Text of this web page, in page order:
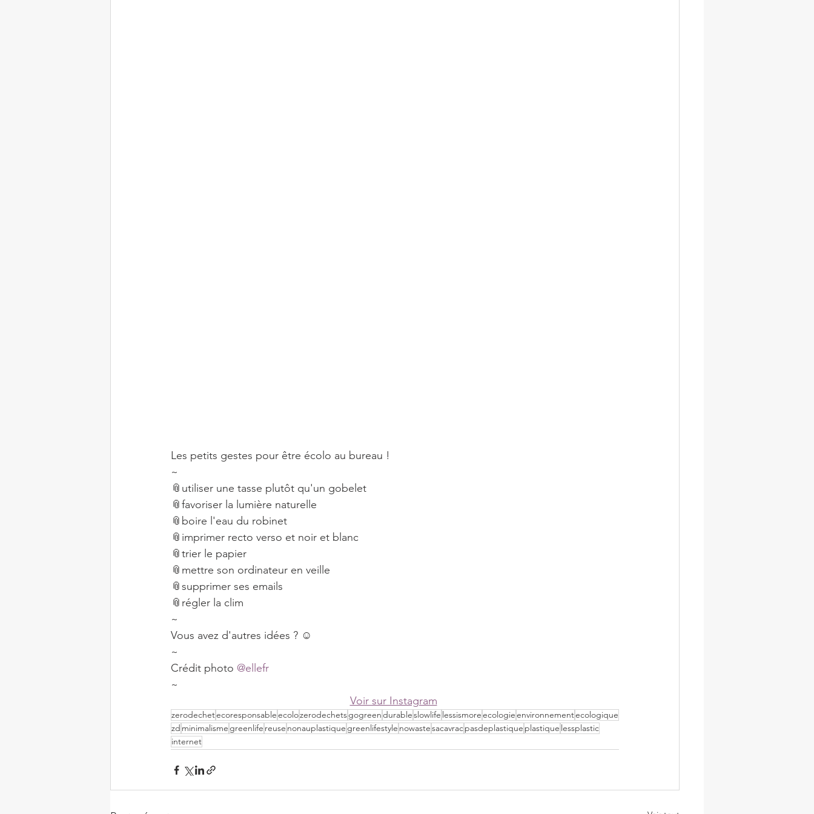
Les petits gestes pour être écolo au bureau !⠀
~⠀
📎utiliser une tasse plutôt qu'un gobelet⠀
📎favoriser la lumière naturelle⠀
📎boire l'eau du robinet⠀
📎imprimer recto verso et noir et blanc⠀
📎trier le papier⠀
📎mettre son ordinateur en veille⠀
📎supprimer ses emails⠀
📎régler la clim⠀
~⠀
Vous avez d'autres idées ? ☺️⠀
~⠀
Crédit photo @ellefr
~⠀
Voir sur Instagram
zerodechetecoresponsableecolozerodechetsgogreendurableslowlife lessismoreecologieenvironnementecologique
zd minimalisme greenlife reuse nonauplastique greenlifestyle nowastesacavracpasdeplastique plastique lessplastic
internet